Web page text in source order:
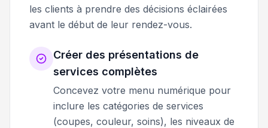
les clients à prendre des décisions éclairées
avant le début de leur rendez-vous.
Créer des présentations de
services complètes
Concevez votre menu numérique pour
inclure les catégories de services
(coupes, couleur, soins), les niveaux de